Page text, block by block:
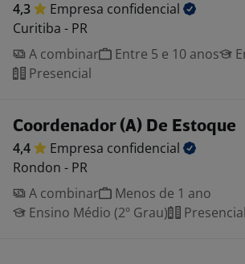
4,3 Empresa confidencial
Curitiba - PR
A combinar
Entre 5 e 10 anos
Presencial
Coordenador (A) De Estoque
4,4 Empresa confidencial
Rondon - PR
A combinar
Menos de 1 ano
Ensino Médio (2º Grau)
Presencial